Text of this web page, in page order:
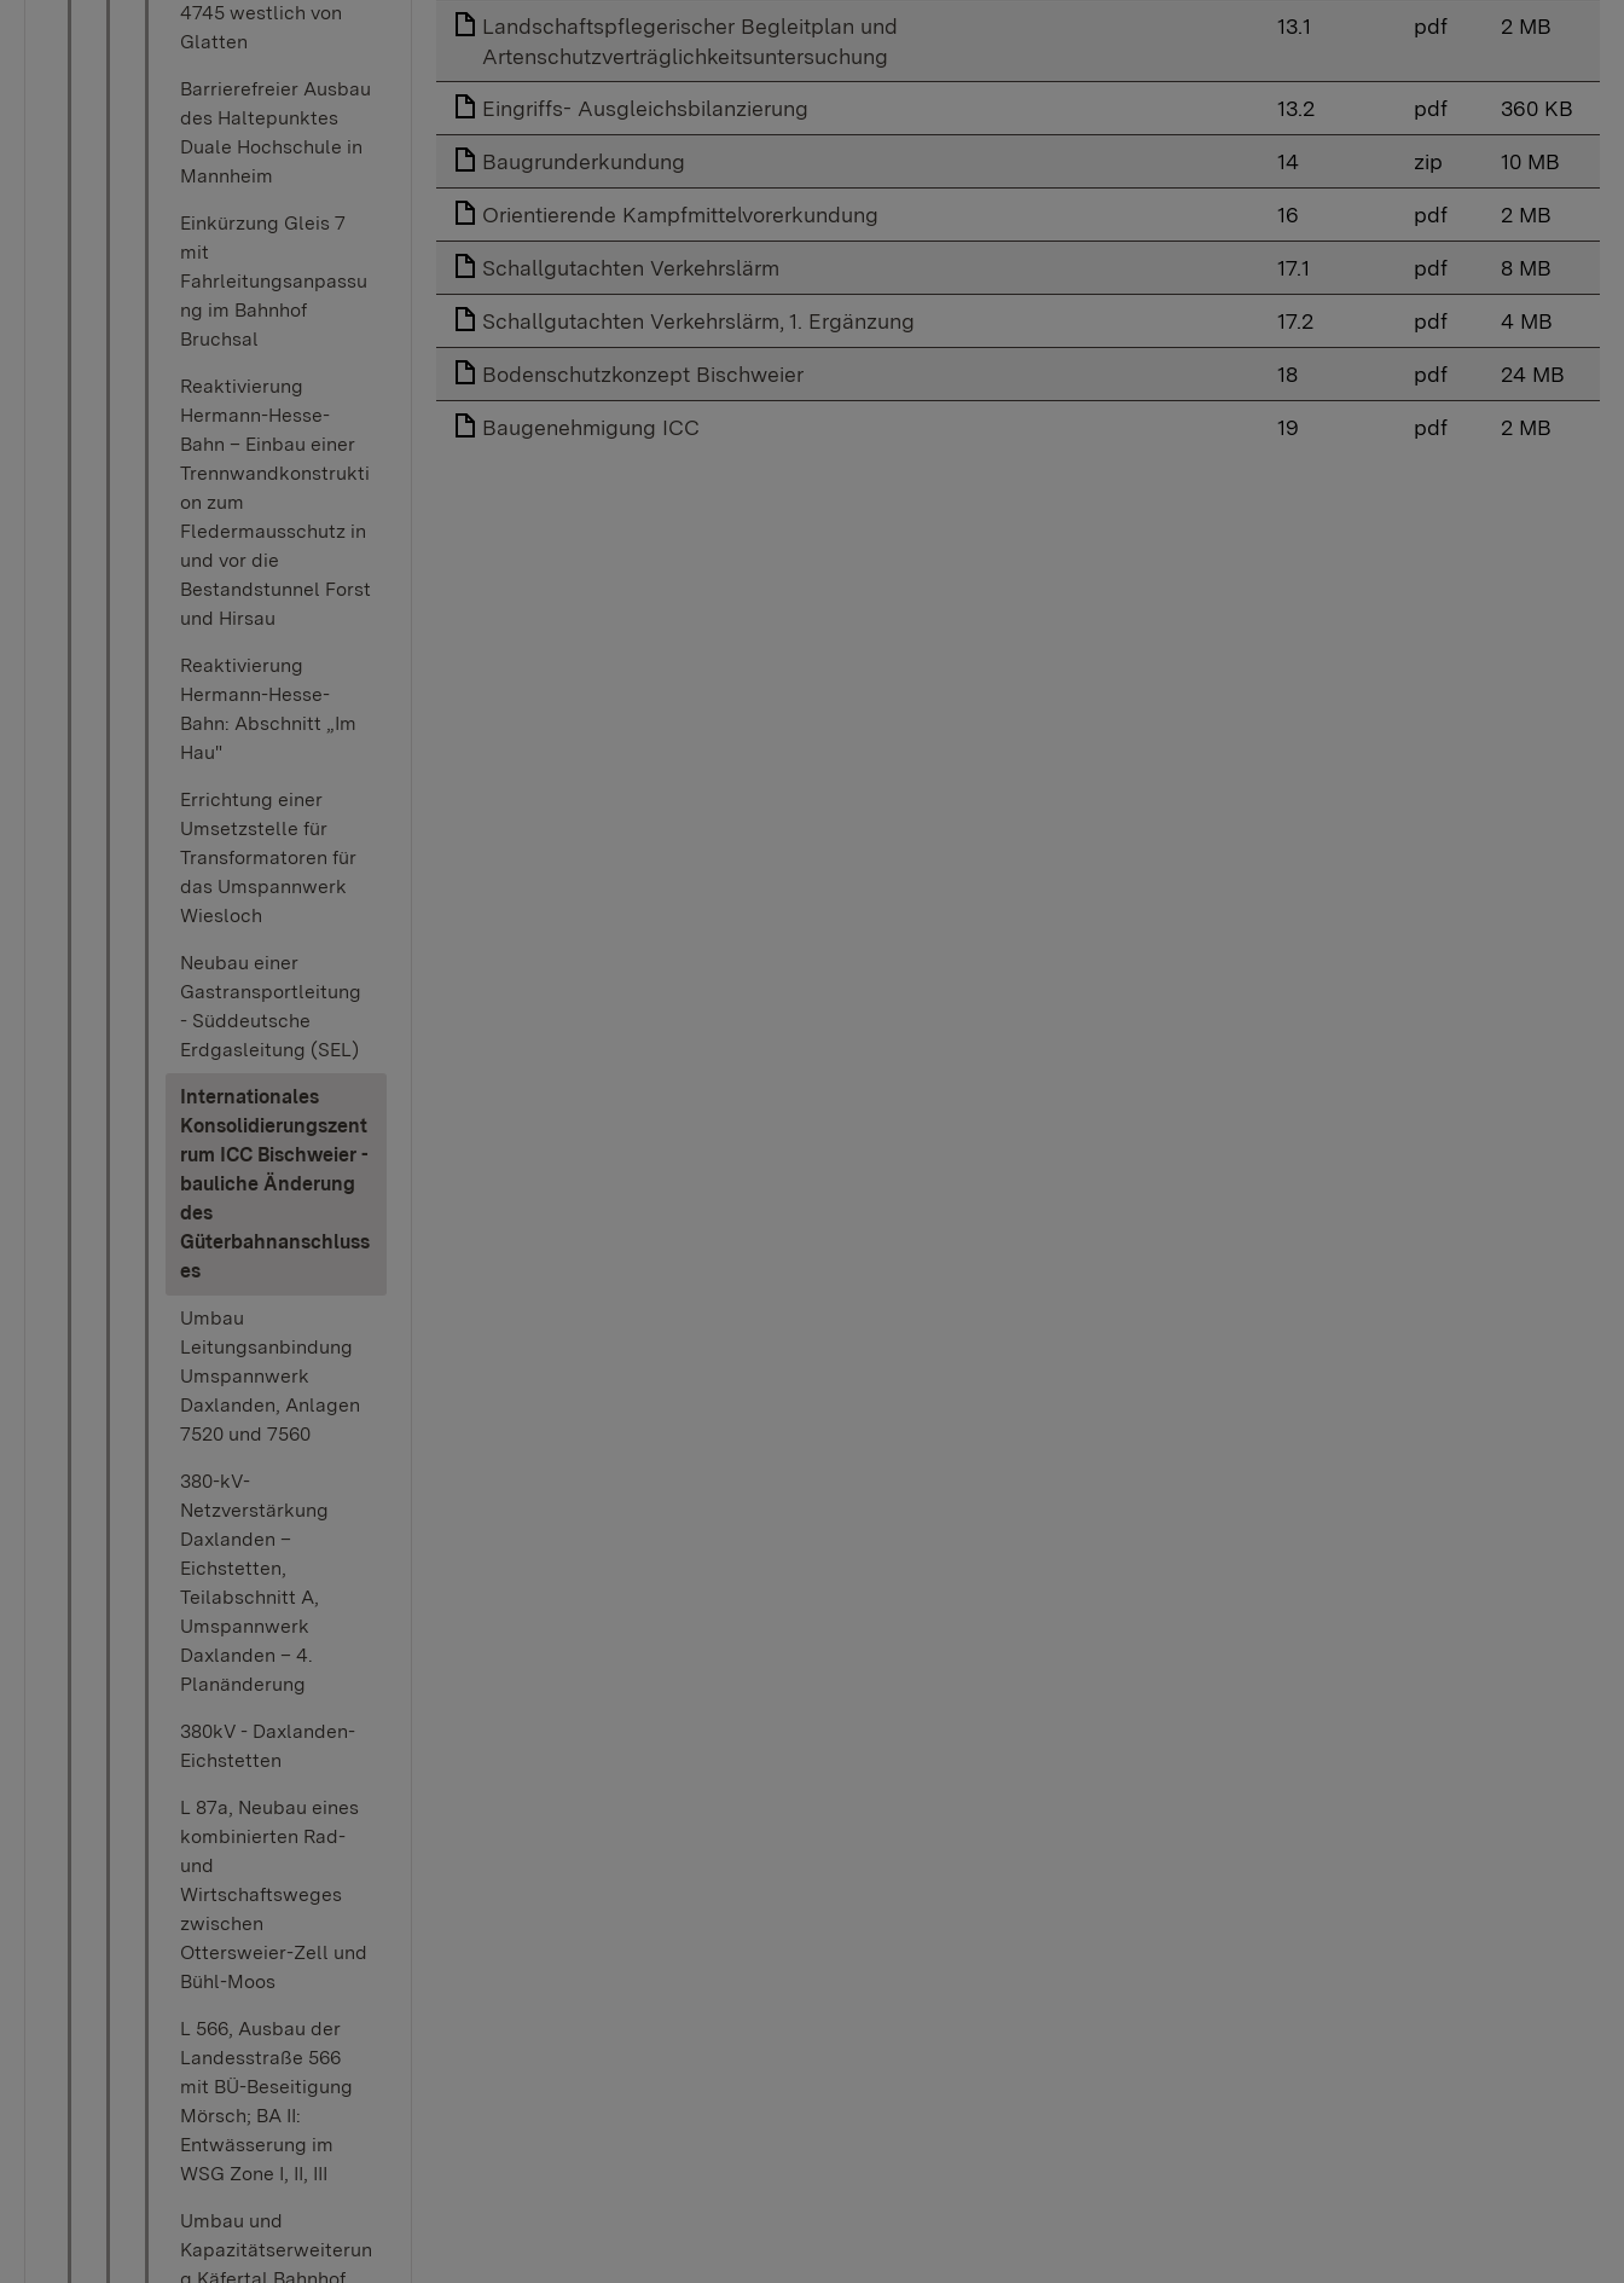
4745 westlich von
Glatten
Barrierefreier Ausbau
des Haltepunktes
Duale Hochschule in
Mannheim
Einkürzung Gleis 7
mit
Fahrleitungsanpassu
ng im Bahnhof
Bruchsal
Reaktivierung
Hermann-Hesse-
Bahn – Einbau einer
Trennwandkonstrukti
on zum
Fledermausschutz in
und vor die
Bestandstunnel Forst
und Hirsau
Reaktivierung
Hermann-Hesse-
Bahn: Abschnitt „Im
Hau"
Errichtung einer
Umsetzstelle für
Transformatoren für
das Umspannwerk
Wiesloch
Neubau einer
Gastransportleitung
- Süddeutsche
Erdgasleitung (SEL)
Internationales
Konsolidierungszent
rum ICC Bischweier -
bauliche Änderung
des
Güterbahnanschluss
es(current)
Umbau
Leitungsanbindung
Umspannwerk
Daxlanden, Anlagen
7520 und 7560
380-kV-
Netzverstärkung
Daxlanden –
Eichstetten,
Teilabschnitt A,
Umspannwerk
Daxlanden – 4.
Planänderung
380kV - Daxlanden-
Eichstetten
L 87a, Neubau eines
kombinierten Rad-
und
Wirtschaftsweges
zwischen
Ottersweier-Zell und
Bühl-Moos
L 566, Ausbau der
Landesstraße 566
mit BÜ-Beseitigung
Mörsch; BA II:
Entwässerung im
WSG Zone I, II, III
Umbau und
Kapazitätserweiterun
Landschaftspflegerischer Begleitplan und
Artenschutzverträglichkeitsuntersuchung
13.1 pdf 2 MB
Eingriffs- Ausgleichsbilanzierung 13.2 pdf 360 KB
Baugrunderkundung 14 zip 10 MB
Orientierende Kampfmittelvorerkundung 16 pdf 2 MB
Schallgutachten Verkehrslärm 17.1 pdf 8 MB
Schallgutachten Verkehrslärm, 1. Ergänzung 17.2 pdf 4 MB
Bodenschutzkonzept Bischweier 18 pdf 24 MB
Baugenehmigung ICC 19 pdf 2 MB